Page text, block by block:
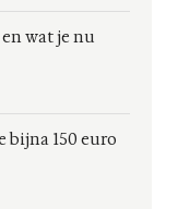
wat je nu
bijna 150 euro